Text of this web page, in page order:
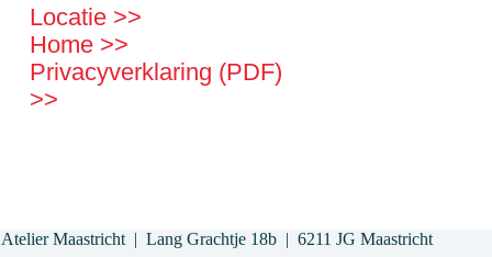
Locatie >>
Home >>
Privacyverklaring (PDF)
>>
Atelier Maastricht | Lang Grachtje 18b | 6211 JG Maastricht